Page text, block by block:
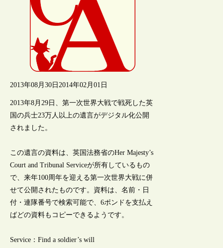
2013年08月30日 2014年02月01日
2013年8月29日、第一次世界大戦で戦死した英
国の兵士23万人以上の遺言がデジタル化公開
されました。
この遺言の資料は、英国法務省のHer Majesty’s
Court and Tribunal Serviceが所有しているもの
で、来年100周年を迎える第一次世界大戦に併
せて公開されたものです。資料は、名前・日
付・連隊番号で検索可能で、6ポンドを支払え
ばどの資料もコピーできるようです。
Service：Find a soldier’s will